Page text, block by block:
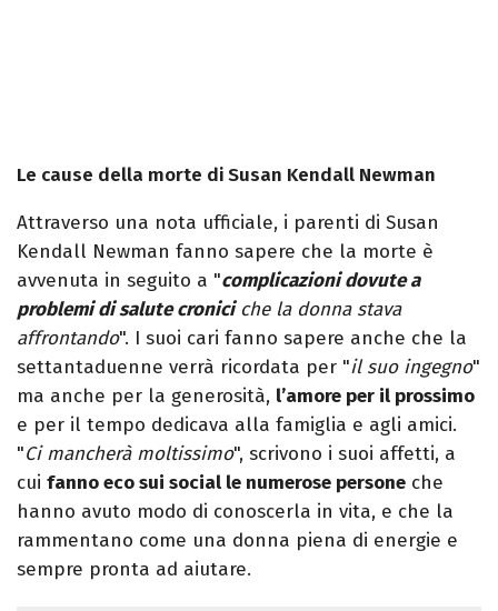
Le cause della morte di Susan Kendall Newman
Attraverso una nota ufficiale, i parenti di Susan
Kendall Newman fanno sapere che la morte è
avvenuta in seguito a "complicazioni dovute a
problemi di salute croniciche la donna stava
affrontando". I suoi cari fanno sapere anche che la
settantaduenne verrà ricordata per "il suo ingegno"
ma anche per la generosità, l’amore per il prossimo
e per il tempo dedicava alla famiglia e agli amici.
"Ci mancherà moltissimo", scrivono i suoi affetti, a
cui fanno eco sui social le numerose persone che
hanno avuto modo di conoscerla in vita, e che la
rammentano come una donna piena di energie e
sempre pronta ad aiutare.